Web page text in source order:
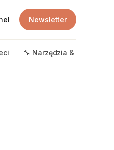
Newsletter
🔧 Narzędzia & DIY